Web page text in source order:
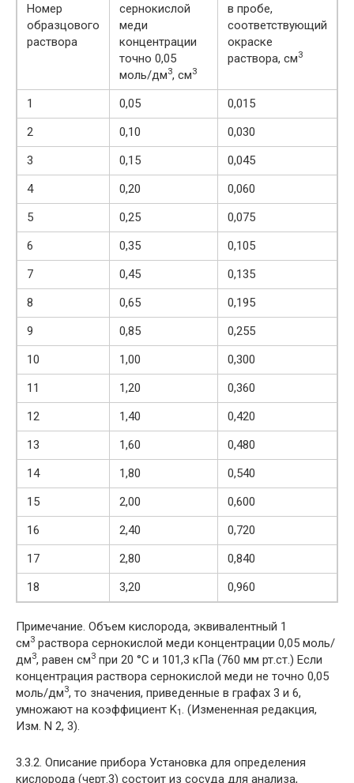
Номер
образцового
раствора
сернокислой
меди
концентрации
точно 0,05
моль/дм3, см3
в пробе,
соответствующий
окраске
раствора, см3
1 0,05
0,015
2
0,10
0,030
3
0,15
0,045
4
0,20
0,060
5
0,25
0,075
6
0,35
0,105
7
0,45
0,135
8
0,65
0,195
9
0,85
0,255
10
1,00
0,300
11
1,20
0,360
12
1,40
0,420
13
1,60
0,480
14
1,80
0,540
15
2,00
0,600
16
2,40
0,720
17
2,80
0,840
18
3,20 0,960
Примечание. Объем кислорода, эквивалентный 1
см3 раствора сернокислой меди концентрации 0,05 моль/
дм3, равен см3 при 20 °С и 101,3 кПа (760 мм рт.ст.) Если
концентрация раствора сернокислой меди не точно 0,05
моль/дм3, то значения, приведенные в графах 3 и 6,
умножают на коэффициент K1
. (Измененная редакция,
Изм. N 2, 3).
3.3.2. Описание прибора Установка для определения
кислорода (черт.3) состоит из сосуда для анализа,